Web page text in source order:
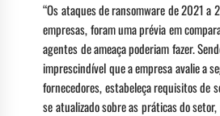
“Os ataques de ransomware de 2021 a
empresas, foram uma prévia em
agentes de ameaça poderiam fazer.
imprescindível que a empresa avalie a
fornecedores, estabeleça requisitos de
se atualizado sobre as práticas do